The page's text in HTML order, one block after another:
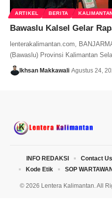
ARTIKEL BERITA
Bawaslu Kalsel Gelar
lenterakalimantan.com,
(Bawaslu) Provinsi Kalimantan
Ikhsan Makkawali Agustus 24,
© 2026 Lentera Kalimantan. All
INFO REDAKSI Contact Us
Kode Etik
SOP